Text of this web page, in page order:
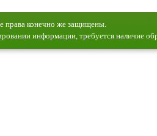
конечно же защищены.
информации, требуется наличие